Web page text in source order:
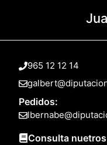
965 12 12 14
Pedidos:
Consulta